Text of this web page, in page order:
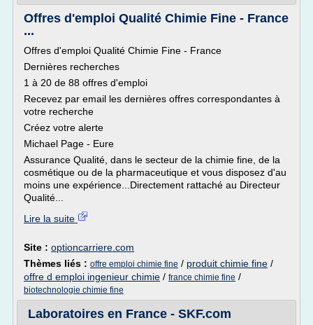
Offres d'emploi Qualité Chimie Fine - France
...
Offres d'emploi Qualité Chimie Fine - France
Dernières recherches
1 à 20 de 88 offres d'emploi
Recevez par email les dernières offres correspondantes à
votre recherche
Créez votre alerte
Michael Page - Eure
Assurance Qualité, dans le secteur de la chimie fine, de la
cosmétique ou de la pharmaceutique et vous disposez d'au
moins une expérience...Directement rattaché au Directeur
Qualité...
Lire la suite
Site : optioncarriere.com
Thèmes liés : offre emploi chimie fine / produit chimie fine /
offre d emploi ingenieur chimie / france chimie fine /
biotechnologie chimie fine
Laboratoires en France - SKF.com